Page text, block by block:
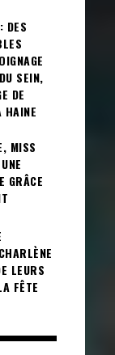
DES
SEIN,
DE
HAINE
MISS
GRÂCE
LEURS
FÊTE